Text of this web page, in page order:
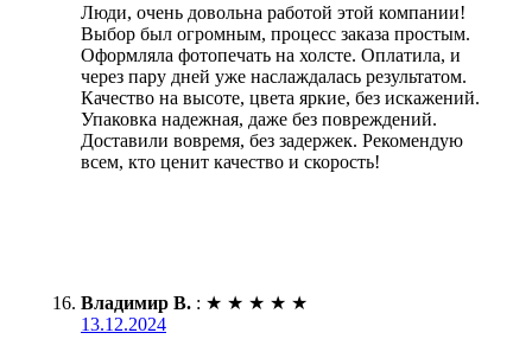
Люди, очень довольна работой этой компании!
Выбор был огромным, процесс заказа простым.
Оформляла фотопечать на холсте. Оплатила, и
через пару дней уже наслаждалась результатом.
Качество на высоте, цвета яркие, без искажений.
Упаковка надежная, даже без повреждений.
Доставили вовремя, без задержек. Рекомендую
всем, кто ценит качество и скорость!
Владимир В. : ★ ★ ★ ★ ★
13.12.2024